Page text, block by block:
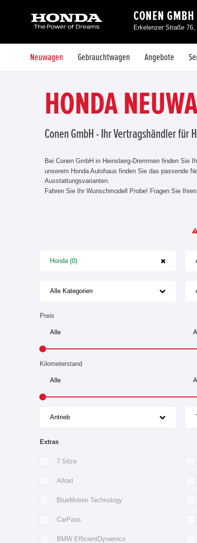
CONEN GMBH
Erkelenzer Straße
Neuwagen Gebrauchtwagen Angebote
HONDA
Conen GmbH - Ihr Vertragshändler für
Bei Conen GmbH in Heinsberg-Dremmen finden Sie
unserem Honda Autohaus finden Sie das passende
Ausstattungsvarianten.
Fahren Sie Ihr Wunschmodell Probe! Fragen Sie Ihren
Honda (0)
Alle Kategorien
Preis
Kilometerstand
Antrieb
Extras
7 Sitze
Allrad
BlueMotion Technology
CarPass
BMW EfficientDynamics